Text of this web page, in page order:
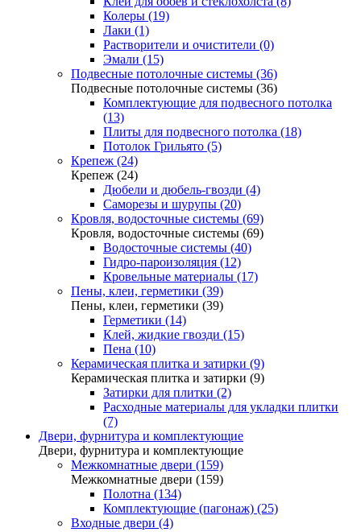
Колеры (19)
Лаки (1)
Растворители и очистители (0)
Эмали (15)
Подвесные потолочные системы (36)
Подвесные потолочные системы (36)
Комплектующие для подвесного потолка
(13)
Плиты для подвесного потолка (18)
Потолок Грильято (5)
Крепеж (24)
Крепеж (24)
Дюбели и дюбель-гвозди (4)
Саморезы и шурупы (20)
Кровля, водосточные системы (69)
Кровля, водосточные системы (69)
Водосточные системы (40)
Гидро-пароизоляция (12)
Кровельные материалы (17)
Пены, клеи, герметики (39)
Пены, клеи, герметики (39)
Герметики (14)
Клей, жидкие гвозди (15)
Пена (10)
Керамическая плитка и затирки (9)
Керамическая плитка и затирки (9)
Затирки для плитки (2)
Расходные материалы для укладки плитки
(7)
Двери, фурнитура и комплектующие
Двери, фурнитура и комплектующие
Межкомнатные двери (159)
Межкомнатные двери (159)
Полотна (134)
Комплектующие (пагонаж) (25)
Входные двери (4)